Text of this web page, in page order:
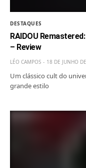
DESTAQUES
RAIDOU
– Review
LÉO CAMPOS 18 DE JUNHO
Um clássico cult do
grande estilo